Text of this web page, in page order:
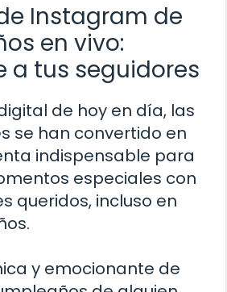
Instagram de
en vivo:
a tus seguidores
de hoy en día, las
se han convertido en
indispensable para
especiales con
queridos, incluso en
y emocionante de